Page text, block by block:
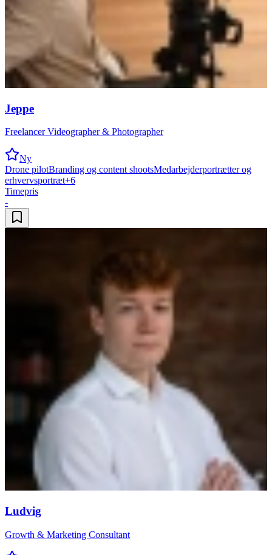
Jeppe
Freelancer Videographer & Photographer
Ny
Drone pilotBranding og content shootsMedarbejderportrætter og
erhvervsportræt+6
Timepris
-
Ludvig
Growth & Marketing Consultant